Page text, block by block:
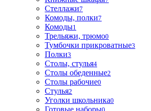
Стеллажи7
Комоды, полки7
Комоды1
Трельяжи, трюмо0
Тумбочки прикроватные3
Полки3
Столы, стулья4
Столы обеденные2
Столы рабочие0
Стулья2
Уголки школьника0
Готовые наборы